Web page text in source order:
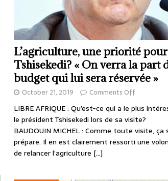
L’agriculture, une priorité pour
Tshisekedi? « On verra la part
budget qui lui sera réservée »
October 21, 2019 Comments Off
LIBRE AFRIQUE : Qu’est-ce qui a le plus
le président Tshisekedi lors de sa visite?
BAUDOUIN MICHEL : Comme toute visite, ça
prépare. Il en est clairement ressorti une
de relancer l’agriculture […]